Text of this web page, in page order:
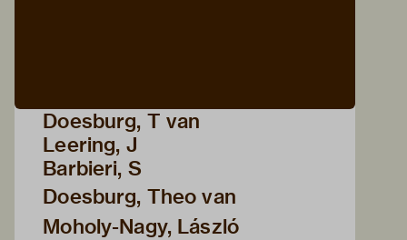
Doesburg, T van
Leering, J
Barbieri, S
Doesburg, Theo van
Moholy-Nagy, László